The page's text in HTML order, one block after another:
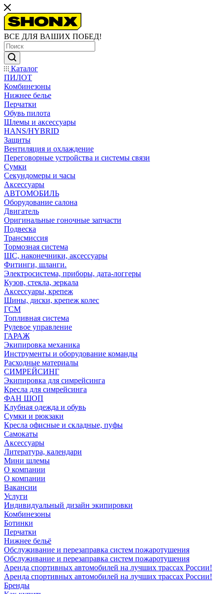
ВСЕ ДЛЯ ВАШИХ ПОБЕД!
Каталог
ПИЛОТ
Комбинезоны
Нижнее белье
Перчатки
Обувь пилота
Шлемы и аксессуары
HANS/HYBRID
Защиты
Вентиляция и охлаждение
Переговорные устройства и системы связи
Сумки
Секундомеры и часы
Аксессуары
АВТОМОБИЛЬ
Оборудование салона
Двигатель
Оригинальные гоночные запчасти
Подвеска
Трансмиссия
Тормозная система
ШС, наконечники, аксессуары
Фитинги, шланги.
Электросистема, приборы, дата-логгеры
Кузов, стекла, зеркала
Аксессуары, крепеж
Шины, диски, крепеж колес
ГСМ
Топливная система
Рулевое управление
ГАРАЖ
Экипировка механика
Инструменты и оборудование команды
Расходные материалы
СИМРЕЙСИНГ
Экипировка для симрейсинга
Кресла для симрейсинга
ФАН ШОП
Клубная одежда и обувь
Сумки и рюкзаки
Кресла офисные и складные, пуфы
Самокаты
Аксессуары
Литература, календари
Мини шлемы
О компании
О компании
Вакансии
Услуги
Индивидуальный дизайн экипировки
Комбинезоны
Ботинки
Перчатки
Нижнее бельё
Обслуживание и перезаправка систем пожаротушения
Обслуживание и перезаправка систем пожаротушения
Аренда спортивных автомобилей на лучших трассах России!
Аренда спортивных автомобилей на лучших трассах России!
Бренды